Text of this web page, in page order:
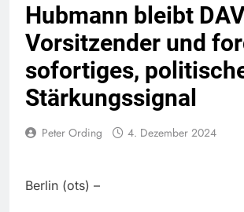
Hubmann bleibt
Vorsitzender und
sofortiges,
Stärkungssignal
Peter Ording 4. Dezember 2024
Berlin (ots) –